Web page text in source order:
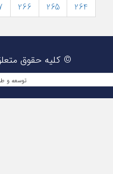
265
266
267
© کلیه حقوق متعلق
توسعه و طراحی: